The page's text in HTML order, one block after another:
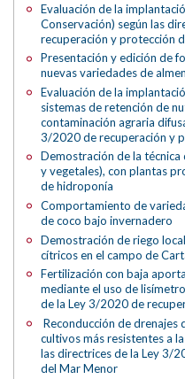
Evaluación de la
Conservación) según las
recuperación y protección
Presentación y edición de
nuevas variedades de
Evaluación de la
sistemas de retención de
contaminación agraria
3/2020 de recuperación y
Demostración de la
y vegetales), con plantas
de hidroponía
Comportamiento de
de coco bajo invernadero
Demostración de riego
cítricos en el campo de
Fertilización con baja
mediante el uso de
de la Ley 3/2020 de
Reconducción de drenajes
cultivos más resistentes a
las directrices de la Ley 3/
del Mar Menor